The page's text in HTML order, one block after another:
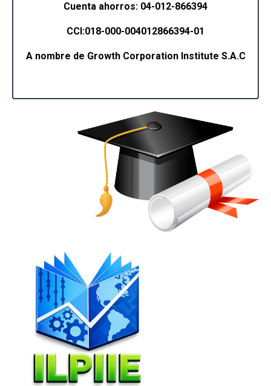
Cuenta ahorros: 04-012-866394
CCI:018-000-004012866394-01
A nombre de Growth Corporation Institute S.A.C